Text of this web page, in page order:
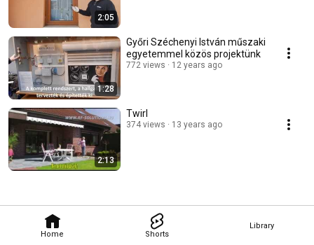
Home Shorts
Library
2:05
1:28
Győri Széchenyi István műszaki
egyetemmel közös projektünk
772 views 12 years ago
2:13
Twirl
374 views 13 years ago